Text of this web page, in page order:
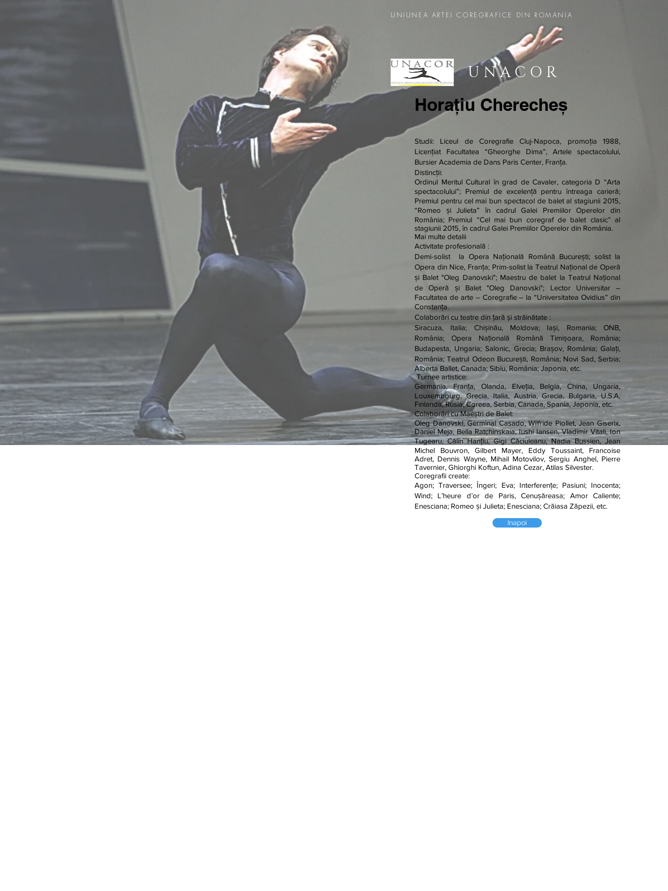
UNIUNEA ARTEI COREGRAFICE DIN ROMANIA
U N A C O R
Horațiu Cherecheș
Studii: Liceul de Coregrafie Cluj-Napoca, promoția 1988,
Licențiat Facultatea “Gheorghe Dima”, Artele spectacolului,
Bursier Academia de Dans Paris Center, Franța.
Distincții:
Ordinul Meritul Cultural în grad de Cavaler, categoria D “Arta
spectacolului”; Premiul de excelență pentru întreaga carieră;
Premiul pentru cel mai bun spectacol de balet al stagiunii 2015,
“Romeo și Julieta” în cadrul Galei Premiilor Operelor din
România; Premiul “Cel mai bun coregraf de balet clasic” al
stagiunii 2015, în cadrul Galei Premiilor Operelor din România.
Mai multe detalii
Activitate profesională :
Demi-solist la Opera Națională Română București; solist la
Opera din Nice, Franța; Prim-solist la Teatrul Național de Operă
și Balet "Oleg Danovski"; Maestru de balet la Teatrul Național
de Operă și Balet "Oleg Danovski"; Lector Universitar –
Facultatea de arte – Coregrafie – la “Universitatea Ovidius” din
Constanța.
Colaborări cu teatre din țară și străinătate :
Siracuza, Italia; Chișinău, Moldova; Iași, Romania; ONB,
România; Opera Națională Română Timișoara, România;
Budapesta, Ungaria; Salonic, Grecia; Brașov, România; Galați,
România; Teatrul Odeon București, România; Novi Sad, Serbia;
Alberta Ballet, Canada; Sibiu, România; Japonia, etc.
Turnee artistice:
Germania, Franța, Olanda, Elveția, Belgia, China, Ungaria,
Louxembourg, Grecia, Italia, Austria, Grecia, Bulgaria, U.S.A,
Finlanda, Rusia, Coreea, Serbia, Canada, Spania, Japonia, etc.
Colaborări cu Maeștri de Balet:
Oleg Danovski, Germinal Casado, Wilfride Piollet, Jean Giserix,
Daniel Meja, Bella Ratchinskaia, Iushi Iansen, Vladimir Vitali, Ion
Tugearu, Călin Hanțiu, Gigi Căciuleanu, Nadia Bussien, Jean
Michel Bouvron, Gilbert Mayer, Eddy Toussaint, Francoise
Adret, Dennis Wayne, Mihail Motovilov, Sergiu Anghel, Pierre
Tavernier, Ghiorghi Koftun, Adina Cezar, Atilas Silvester.
Coregrafii create:
Agon; Traversee; Îngeri; Eva; Interferențe; Pasiuni; Inocenta;
Wind; L’heure d’or de Paris, Cenușăreasa; Amor Caliente;
Enesciana; Romeo și Julieta; Enesciana; Crăiasa Zăpezii, etc.
Inapoi